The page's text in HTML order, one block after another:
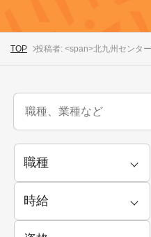
TOP 投稿者: <span>北九州センタ